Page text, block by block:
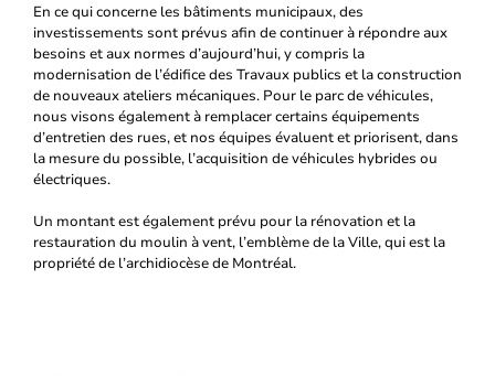
En ce qui concerne les bâtiments municipaux, des
investissements sont prévus afin de continuer à répondre aux
besoins et aux normes d’aujourd’hui, y compris la
modernisation de l’édifice des Travaux publics et la construction
de nouveaux ateliers mécaniques. Pour le parc de véhicules,
nous visons également à remplacer certains équipements
d’entretien des rues, et nos équipes évaluent et priorisent, dans
la mesure du possible, l’acquisition de véhicules hybrides ou
électriques.
Un montant est également prévu pour la rénovation et la
restauration du moulin à vent, l’emblème de la Ville, qui est la
propriété de l’archidiocèse de Montréal.